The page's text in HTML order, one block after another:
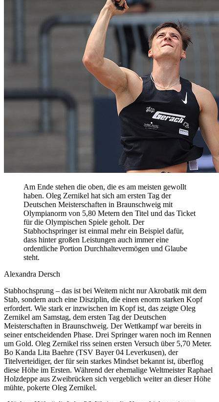
Am Ende stehen die oben, die es am meisten gewollt
haben. Oleg Zernikel hat sich am ersten Tag der
Deutschen Meisterschaften in Braunschweig mit
Olympianorm von 5,80 Metern den Titel und das Ticket
für die Olympischen Spiele geholt. Der
Stabhochspringer ist einmal mehr ein Beispiel dafür,
dass hinter großen Leistungen auch immer eine
ordentliche Portion Durchhaltevermögen und Glaube
steht.
Alexandra Dersch
Stabhochsprung – das ist bei Weitem nicht nur Akrobatik mit dem
Stab, sondern auch eine Disziplin, die einen enorm starken Kopf
erfordert. Wie stark er inzwischen im Kopf ist, das zeigte Oleg
Zernikel am Samstag, dem ersten Tag der Deutschen
Meisterschaften in Braunschweig. Der Wettkampf war bereits in
seiner entscheidenden Phase. Drei Springer waren noch im Rennen
um Gold. Oleg Zernikel riss seinen ersten Versuch über 5,70 Meter.
Bo Kanda Lita Baehre (TSV Bayer 04 Leverkusen), der
Titelverteidiger, der für sein starkes Mindset bekannt ist, überflog
diese Höhe im Ersten. Während der ehemalige Weltmeister Raphael
Holzdeppe aus Zweibrücken sich vergeblich weiter an dieser Höhe
mühte, pokerte Oleg Zernikel.